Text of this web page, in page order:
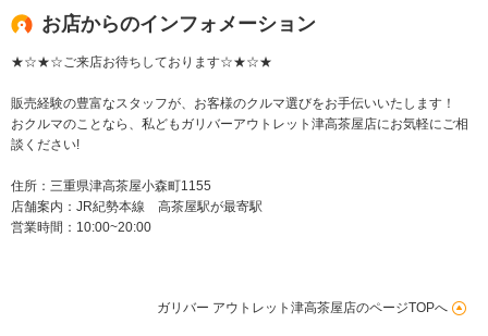
お店からのインフォメーション
★☆★☆ご来店お待ちしております☆★☆★
販売経験の豊富なスタッフが、お客様のクルマ選びをお手伝いいたします！
おクルマのことなら、私どもガリバーアウトレット津高茶屋店にお気軽にご相
談ください!
住所：三重県津高茶屋小森町1155
店舗案内：JR紀勢本線 高茶屋駅が最寄駅
営業時間：10:00~20:00
ガリバー アウトレット津高茶屋店のページTOPへ